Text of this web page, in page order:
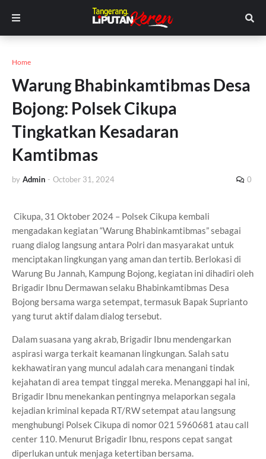
Home
Warung Bhabinkamtibmas Desa
Bojong: Polsek Cikupa
Tingkatkan Kesadaran
Kamtibmas
by Admin - October 31, 2024 0
Cikupa, 31 Oktober 2024 – Polsek Cikupa kembali
mengadakan kegiatan “Warung Bhabinkamtibmas” sebagai
ruang dialog langsung antara Polri dan masyarakat untuk
menciptakan lingkungan yang aman dan tertib. Berlokasi di
Warung Bu Jannah, Kampung Bojong, kegiatan ini dihadiri oleh
Brigadir Ibnu Dermawan selaku Bhabinkamtibmas Desa
Bojong bersama warga setempat, termasuk Bapak Suprianto
yang turut aktif dalam dialog tersebut.
Dalam suasana yang akrab, Brigadir Ibnu mendengarkan
aspirasi warga terkait keamanan lingkungan. Salah satu
kekhawatiran yang muncul adalah cara menangani tindak
kejahatan di area tempat tinggal mereka. Menanggapi hal ini,
Brigadir Ibnu menekankan pentingnya melaporkan segala
kejadian kriminal kepada RT/RW setempat atau langsung
menghubungi Polsek Cikupa di nomor 021 5960681 atau call
center 110. Menurut Brigadir Ibnu, respons cepat sangat
diperlukan untuk menjaga ketertiban bersama.